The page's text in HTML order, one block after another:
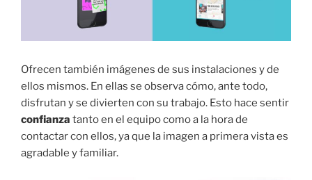
Ofrecen también imágenes de sus instalaciones y de
ellos mismos. En ellas se observa cómo, ante todo,
disfrutan y se divierten con su trabajo. Esto hace sentir
confianza tanto en el equipo como a la hora de
contactar con ellos, ya que la imagen a primera vista es
agradable y familiar.